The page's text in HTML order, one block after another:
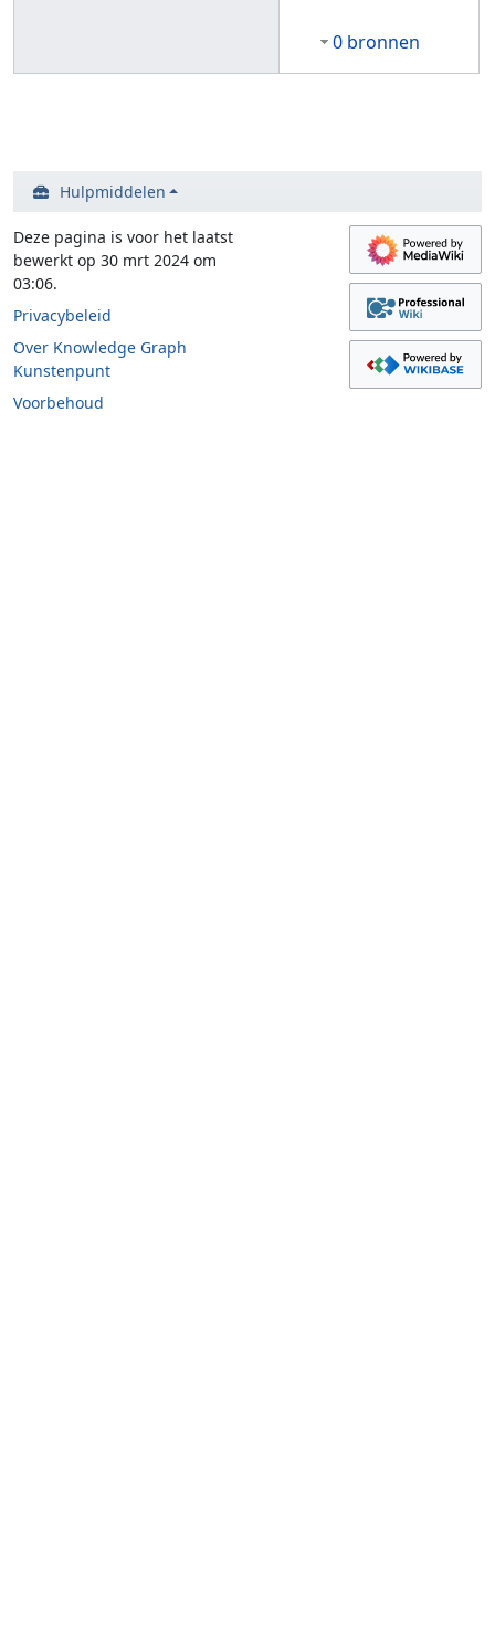
0 bronnen
Hulpmiddelen
Deze pagina is voor het laatst
bewerkt op 30 mrt 2024 om
03:06.
Privacybeleid
Over Knowledge Graph
Kunstenpunt
Voorbehoud